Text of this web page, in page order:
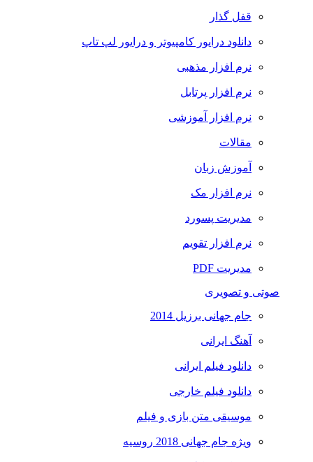
قفل گذار
دانلود درایور کامپیوتر و درایور لپ تاپ
نرم افزار مذهبی
نرم افزار پرتابل
نرم افزار آموزشی
مقالات
آموزش زبان
نرم افزار مک
مدیریت پسورد
نرم افزار تقویم
مدیریت PDF
صوتی و تصویری
جام جهانی برزیل 2014
آهنگ ایرانی
دانلود فیلم ایرانی
دانلود فیلم خارجی
موسیقی متن بازی و فیلم
ویژه جام جهانی 2018 روسیه